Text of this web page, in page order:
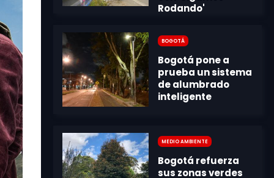
Bogotá
Medio Ambiente